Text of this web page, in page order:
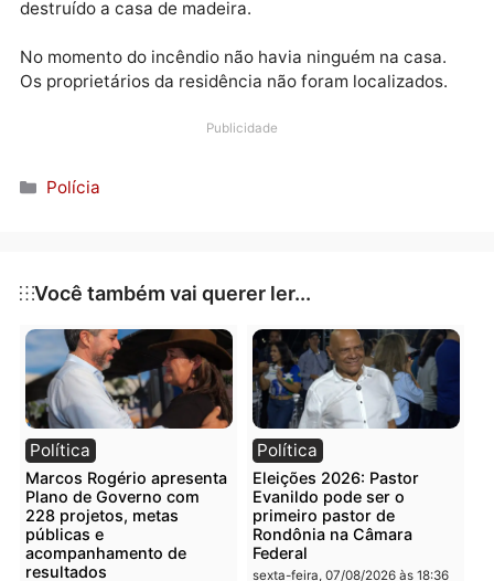
Moradores da região avistaram o fogo e
acionaram uma equipe do Corpo de Bombeiros, mas
destruído a casa de madeira.
No momento do incêndio não havia ninguém na
Polícia
Você também vai querer ler...